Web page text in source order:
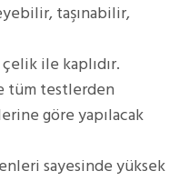
taşınabilir,
ile kaplıdır.
tüm testlerden
göre yapılacak
sayesinde yüksek